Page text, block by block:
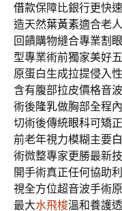
借款保障比銀行更快
造天然葉黃素適合老
回饋購物縫合專業割
型專業術前獨家美好
原蛋白生成拉提侵入
含有腹部拉皮價格音
術後隆乳做胸部全程
切術後傳統眼科可矯
前老年視力模糊主要
術微整專家更勝最新
開手術真正任何協助
視全方位超音波手術
最大水飛梭溫和養護